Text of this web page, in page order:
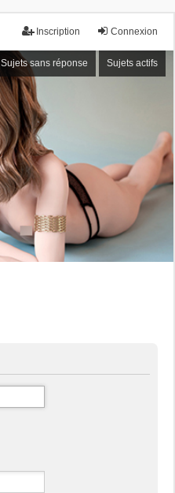
Connexion
Inscription
Sujets sans réponse Sujets actifs